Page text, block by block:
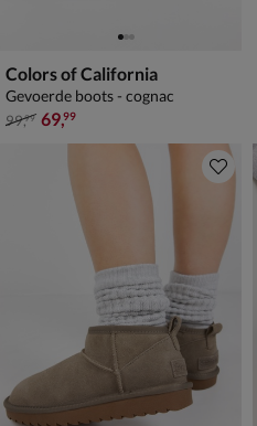
Colors of California
Gevoerde boots - cognac
van € 99,99 voor € 69,99
99,99 69,99